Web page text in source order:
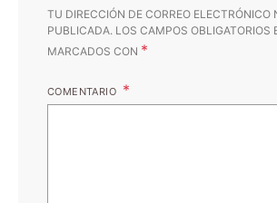
TU DIRECCIÓN DE CORREO ELECTRÓNICO
PUBLICADA. LOS CAMPOS OBLIGATORIOS
MARCADOS CON *
COMENTARIO